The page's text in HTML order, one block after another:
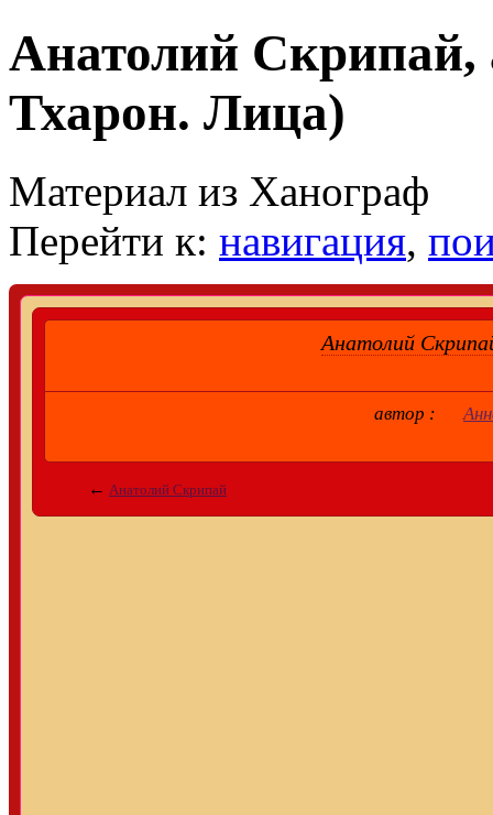
Анатолий
Тхарон. Лица)
Материал из Ханограф
Перейти к: навигация,
Анатолий
автор :
← Анатолий Скрипай